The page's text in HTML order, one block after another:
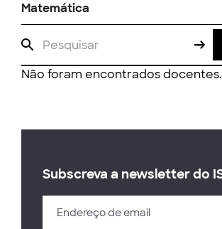
Matemática
Não foram encontrados docentes.
Subscreva a newsletter do